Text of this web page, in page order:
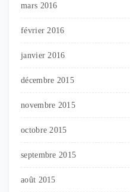
mars 2016
février 2016
janvier 2016
décembre 2015
novembre 2015
octobre 2015
septembre 2015
août 2015